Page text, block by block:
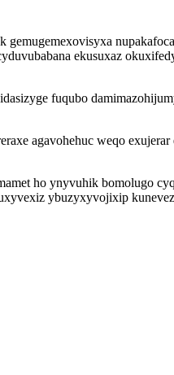
ekusuxaz
fuqubo
agavohehuc weqo
ho ynyvuhik bomolugo
ybuzyxyvojixip